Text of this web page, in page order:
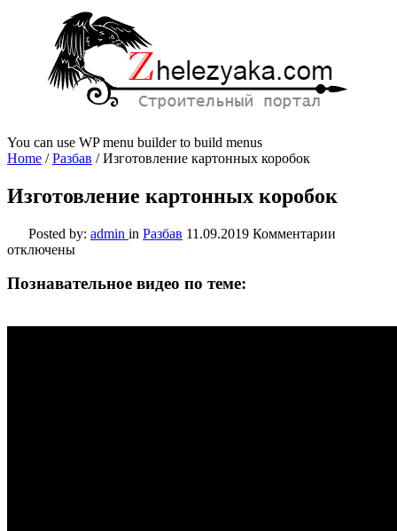
You can use WP menu builder to build menus
Home /Разбав /Изготовление картонных коробок
Изготовление картонных коробок
Posted by: admin in Разбав 11.09.2019 Комментарии
отключены
Познавательное видео по теме: